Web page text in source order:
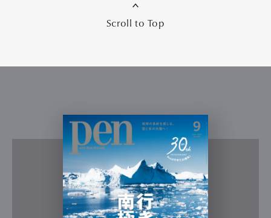
Scroll to Top